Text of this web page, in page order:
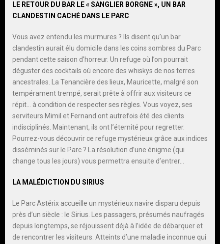
LE RETOUR DU BAR LE « SANGLIER BORGNE », UN BAR
CLANDESTIN CACHÉ DANS LE PARC
Vous avez entendu les murmures ? Ils disent qu’un bar
clandestin aurait élu domicile dans les coins sombres du Parc
pendant cette saison d’horreur. Un refuge où l’on pourrait
déguster des cocktails où encore des whiskys de nos terres
ancestrales. La Tenancière des lieux, Mauricette, malgré son
tempérament trempé, serait prête à offrir aux visiteurs ce
répit… à condition de respecter ses règles. Vous voyez, ses
serviteurs Mimil et Fernand ont autrefois été des clients
indisciplinés. Maintenant, ils ont l’éternité pour regretter.
Pourrez-vous découvrir ce refuge mystérieux grâce aux indices
disséminés sur le Parc ? La résolution d’une énigme (qui
change tous les jours) vous permettra ensuite d’entrer…
LA MALÉDICTION DU SIRIUS
Le Parc Astérix accueille un mystérieux navire disparu depuis
près d’un siècle : le Sirius. Les passagers, présumés naufragés
depuis longtemps, se réjouissent déjà à l’idée de débarquer et
de rencontrer les visiteurs. Atteints d’une maladie inconnue qui